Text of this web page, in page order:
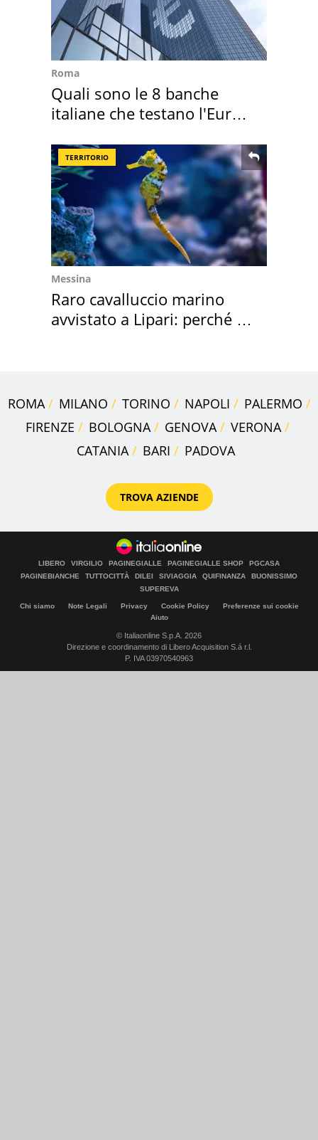
Roma
Quali sono le 8 banche
italiane che testano l'Euro
TERRITORIO
Messina
Raro cavalluccio marino
avvistato a Lipari: perché è
ROMA MILANO TORINO NAPOLI
PALERMO
FIRENZE
BOLOGNA GENOVA
VERONA
CATANIA
BARI PADOVA
TROVA AZIENDE
LIBERO VIRGILIO PAGINEGIALLE PAGINEGIALLE SHOP
PGCASA
PAGINEBIANCHE
TUTTOCITTÀ DILEI SIVIAGGIA QUIFINANZA
BUONISSIMO
SUPEREVA
Chi siamo Note Legali Privacy Cookie Policy
Preferenze sui cookie
Aiuto
© Italiaonline S.p.A. 2026
Direzione e coordinamento di Libero Acquisition S.á r.l.
P. IVA 03970540963